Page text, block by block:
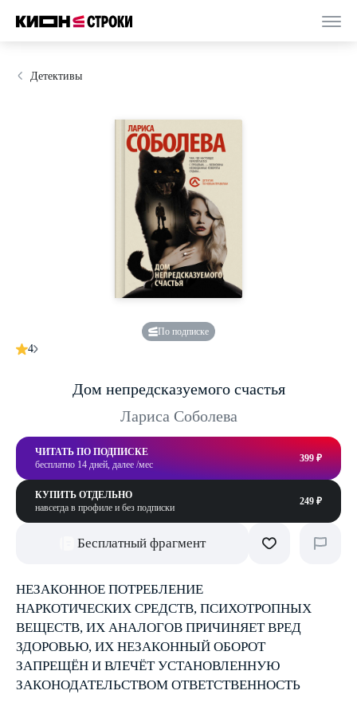
Детективы
По подписке
4
Дом непредсказуемого счастья
Лариса Соболева
ЧИТАТЬ ПО ПОДПИСКЕ
бесплатно 14 дней, далее /мес
399 ₽
КУПИТЬ ОТДЕЛЬНО
навсегда в профиле и без подписки
249 ₽
Бесплатный фрагмент
НЕЗАКОННОЕ ПОТРЕБЛЕНИЕ
НАРКОТИЧЕСКИХ СРЕДСТВ, ПСИХОТРОПНЫХ
ВЕЩЕСТВ, ИХ АНАЛОГОВ ПРИЧИНЯЕТ ВРЕД
ЗДОРОВЬЮ, ИХ НЕЗАКОННЫЙ ОБОРОТ
ЗАПРЕЩЁН И ВЛЕЧЁТ УСТАНОВЛЕННУЮ
ЗАКОНОДАТЕЛЬСТВОМ ОТВЕТСТВЕННОСТЬ